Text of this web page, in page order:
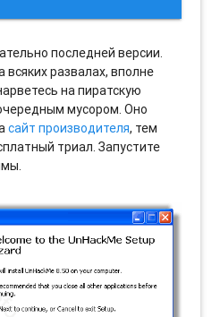
последней версии.
всяких развалах, вполне
на пиратскую
мусором. Оно
сайт производителя, тем
триал. Запустите